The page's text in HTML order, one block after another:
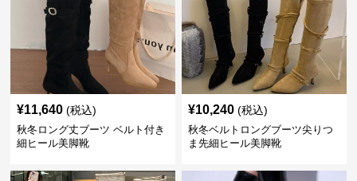
¥11,640 (税込)
秋冬ロング丈ブーツ ベルト付き
細ヒール美脚靴
¥10,240 (税込)
秋冬ベルトロングブーツ尖りつ
ま先細ヒール美脚靴